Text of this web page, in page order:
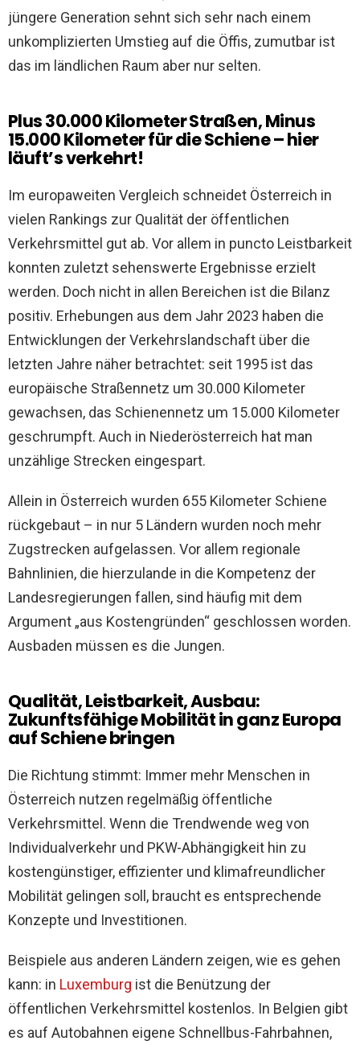
jüngere Generation sehnt sich sehr nach einem
unkomplizierten Umstieg auf die Öffis, zumutbar ist
das im ländlichen Raum aber nur selten.
Plus 30.000 Kilometer Straßen, Minus
15.000 Kilometer für die Schiene – hier
läuft’s verkehrt!
Im europaweiten Vergleich schneidet Österreich in
vielen Rankings zur Qualität der öffentlichen
Verkehrsmittel gut ab. Vor allem in puncto Leistbarkeit
konnten zuletzt sehenswerte Ergebnisse erzielt
werden. Doch nicht in allen Bereichen ist die Bilanz
positiv. Erhebungen aus dem Jahr 2023 haben die
Entwicklungen der Verkehrslandschaft über die
letzten Jahre näher betrachtet: seit 1995 ist das
europäische Straßennetz um 30.000 Kilometer
gewachsen, das Schienennetz um 15.000 Kilometer
geschrumpft. Auch in Niederösterreich hat man
unzählige Strecken eingespart.
Allein in Österreich wurden 655 Kilometer Schiene
rückgebaut – in nur 5 Ländern wurden noch mehr
Zugstrecken aufgelassen. Vor allem regionale
Bahnlinien, die hierzulande in die Kompetenz der
Landesregierungen fallen, sind häufig mit dem
Argument „aus Kostengründen“ geschlossen worden.
Ausbaden müssen es die Jungen.
Qualität, Leistbarkeit, Ausbau:
Zukunftsfähige Mobilität in ganz Europa
auf Schiene bringen
Die Richtung stimmt: Immer mehr Menschen in
Österreich nutzen regelmäßig öffentliche
Verkehrsmittel. Wenn die Trendwende weg von
Individualverkehr und PKW-Abhängigkeit hin zu
kostengünstiger, effizienter und klimafreundlicher
Mobilität gelingen soll, braucht es entsprechende
Konzepte und Investitionen.
Beispiele aus anderen Ländern zeigen, wie es gehen
kann: in Luxemburg ist die Benützung der
öffentlichen Verkehrsmittel kostenlos. In Belgien gibt
es auf Autobahnen eigene Schnellbus-Fahrbahnen,